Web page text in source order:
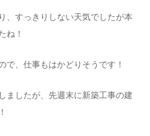
、すっきりしない天気でしたが本
ね！
で、仕事もはかどりそうです！
ましたが、先週末に新築工事の建